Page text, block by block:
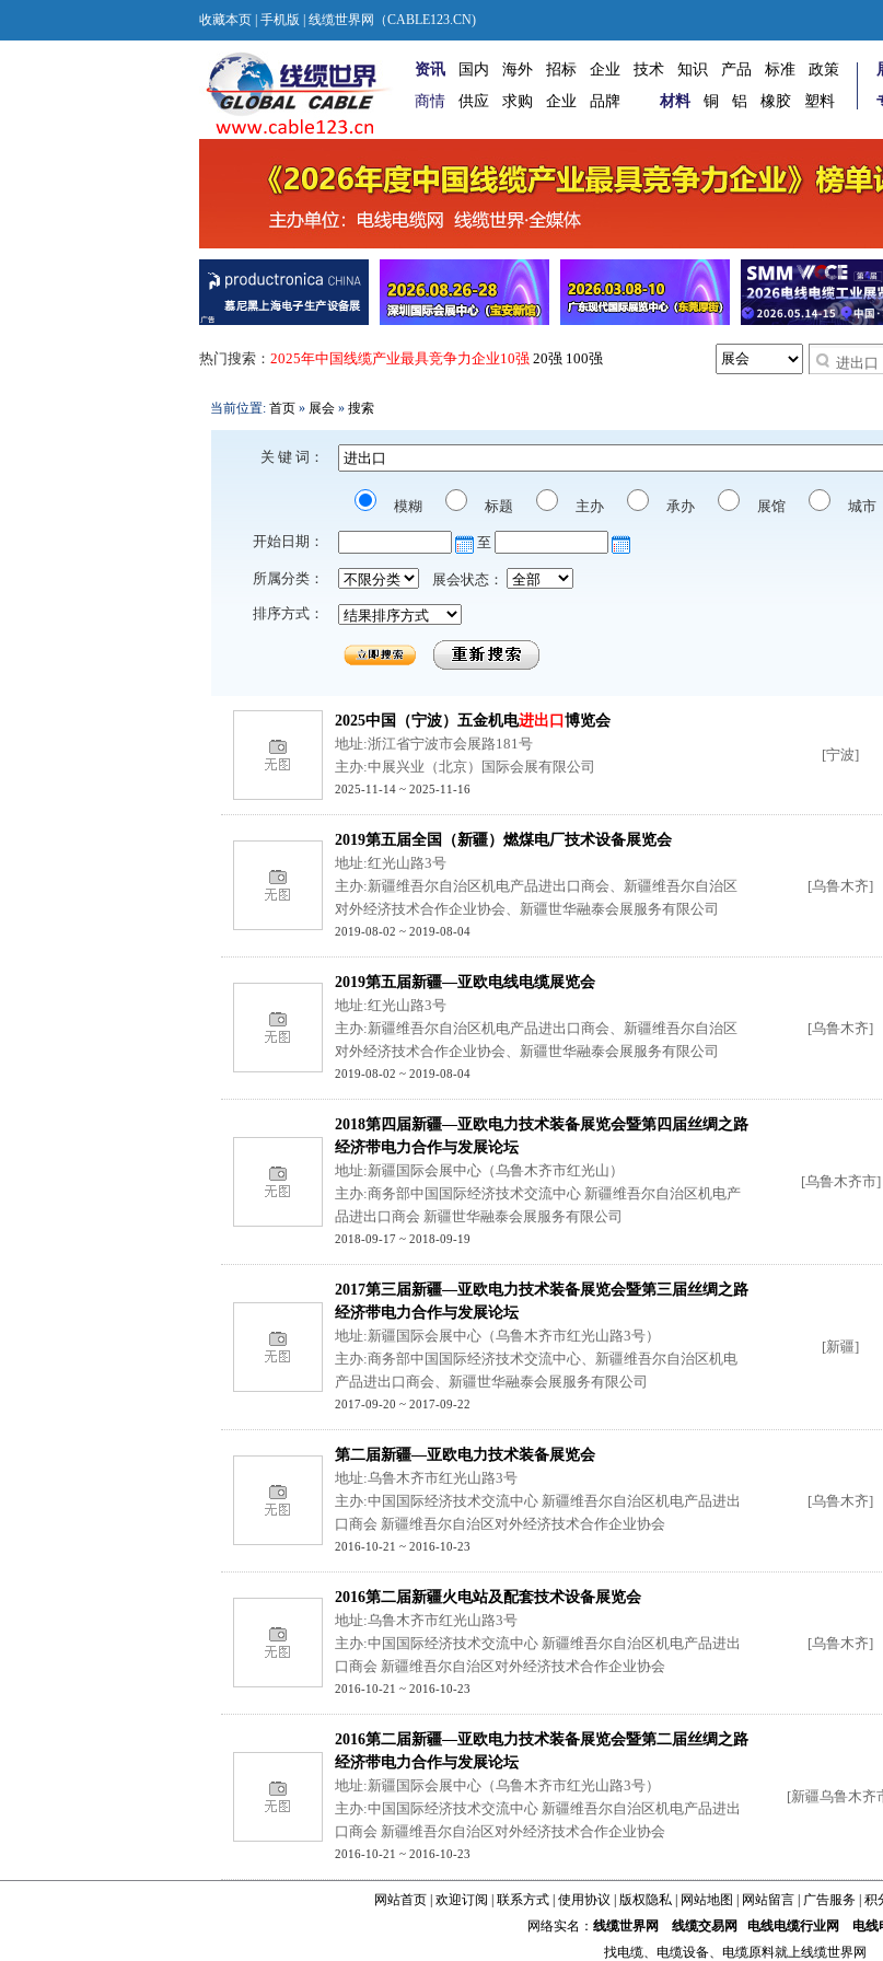
收藏本页 手机版 | 线缆世界网（CABLE123.CN)
资讯 国内 海外 招标 企业 技术 知识 产品 标准
政策
商情
供应 求购 企业 品牌 材料 铜 铝 橡胶 塑料
热门搜索： 2025年中国线缆产业最具竞争力企业10强 20强 100强
当前位置: 首页 » 展会 » 搜索
关 键 词：
模糊 标题 主办 承办 展馆 城市
开始日期： 至
所属分类： 展会状态：
排序方式：
2025中国（宁波）五金机电进出口 博览会
地址:浙江省宁波市会展路181号
主办:中展兴业（北京）国际会展有限公司
2025-11-14 ~ 2025-11-16
[宁波]
2019第五届全国（新疆）燃煤电厂技术设备展览会
地址:红光山路3号
主办:新疆维吾尔自治区机电产品进出口商会、新疆维吾尔自治区
对外经济技术合作企业协会、新疆世华融泰会展服务有限公司
2019-08-02 ~ 2019-08-04
[乌鲁木齐]
2019第五届新疆—亚欧电线电缆展览会
地址:红光山路3号
主办:新疆维吾尔自治区机电产品进出口商会、新疆维吾尔自治区
对外经济技术合作企业协会、新疆世华融泰会展服务有限公司
2019-08-02 ~ 2019-08-04
[乌鲁木齐]
2018第四届新疆—亚欧电力技术装备展览会暨第四届丝绸之路
经济带电力合作与发展论坛
地址:新疆国际会展中心（乌鲁木齐市红光山）
主办:商务部中国国际经济技术交流中心 新疆维吾尔自治区机电产
品进出口商会 新疆世华融泰会展服务有限公司
2018-09-17 ~ 2018-09-19
[乌鲁木齐市]
2017第三届新疆—亚欧电力技术装备展览会暨第三届丝绸之路
经济带电力合作与发展论坛
地址:新疆国际会展中心（乌鲁木齐市红光山路3号）
主办:商务部中国国际经济技术交流中心、新疆维吾尔自治区机电
产品进出口商会、新疆世华融泰会展服务有限公司
2017-09-20 ~ 2017-09-22
[新疆]
第二届新疆—亚欧电力技术装备展览会
地址:乌鲁木齐市红光山路3号
主办:中国国际经济技术交流中心 新疆维吾尔自治区机电产品进出
口商会 新疆维吾尔自治区对外经济技术合作企业协会
2016-10-21 ~ 2016-10-23
[乌鲁木齐]
2016第二届新疆火电站及配套技术设备展览会
地址:乌鲁木齐市红光山路3号
主办:中国国际经济技术交流中心 新疆维吾尔自治区机电产品进出
口商会 新疆维吾尔自治区对外经济技术合作企业协会
2016-10-21 ~ 2016-10-23
[乌鲁木齐]
2016第二届新疆—亚欧电力技术装备展览会暨第二届丝绸之路
经济带电力合作与发展论坛
地址:新疆国际会展中心（乌鲁木齐市红光山路3号）
主办:中国国际经济技术交流中心 新疆维吾尔自治区机电产品进出
口商会 新疆维吾尔自治区对外经济技术合作企业协会
2016-10-21 ~ 2016-10-23
[新疆乌鲁木齐
网站首页| 欢迎订阅 联系方式| 使用协议 版权隐私| 网站地图 网站留言| 广告服务| 积
网络实名： 线缆世界网 线缆交易网 电线电缆行业网
电线
找电缆、 电缆设备、 电缆原料就上线缆世界网